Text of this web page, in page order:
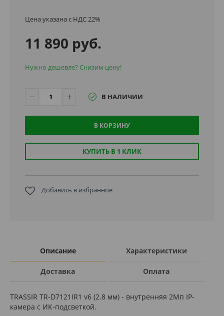
Цена указана с НДС 22%
11 890 руб.
Нужно дешевле? Снизим цену!
В НАЛИЧИИ
В КОРЗИНУ
КУПИТЬ В 1 КЛИК
Добавить в избранное
Описание Характеристики
Доставка Оплата
TRASSIR TR-D7121IR1 v6 (2.8 мм) - внутренняя 2Мп IP-
камера с ИК-подсветкой.